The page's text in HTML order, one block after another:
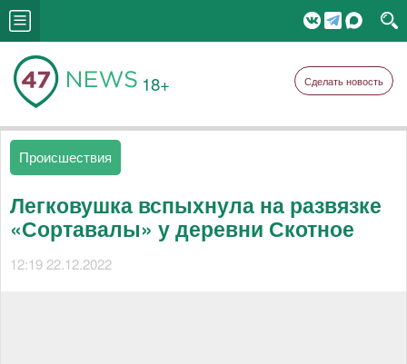
18+ Сделать новость
Происшествия
Легковушка вспыхнула на развязке
«Сортавалы» у деревни Скотное
12:19 22.12.2022